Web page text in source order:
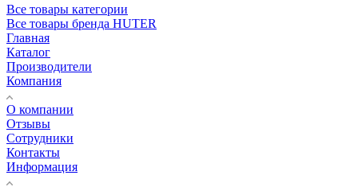
Все товары категории
Все товары бренда HUTER
Главная
Каталог
Производители
Компания
О компании
Отзывы
Сотрудники
Контакты
Информация